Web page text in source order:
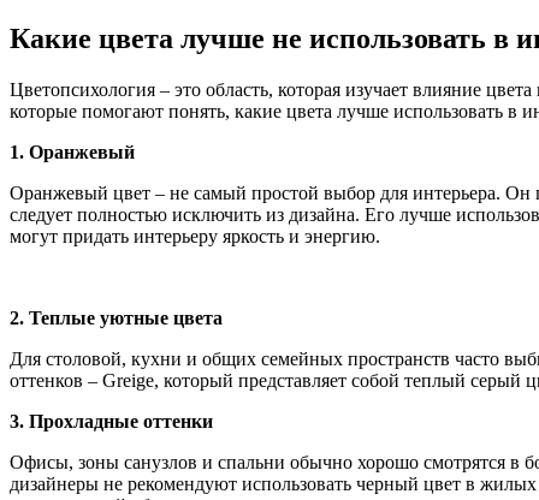
Какие цвета лучше не использовать в
Цветопсихология – это область, которая изучает влияние
которые помогают понять, какие цвета лучше использовать в
1. Оранжевый
Оранжевый цвет – не самый простой выбор для интерьера. Он
следует полностью исключить из дизайна. Его лучше
могут придать интерьеру яркость и энергию.
2. Теплые уютные цвета
Для столовой, кухни и общих семейных пространств часто
оттенков – Greige, который представляет собой теплый
3. Прохладные оттенки
Офисы, зоны санузлов и спальни обычно хорошо смотрятся в
дизайнеры не рекомендуют использовать черный цвет в жилых